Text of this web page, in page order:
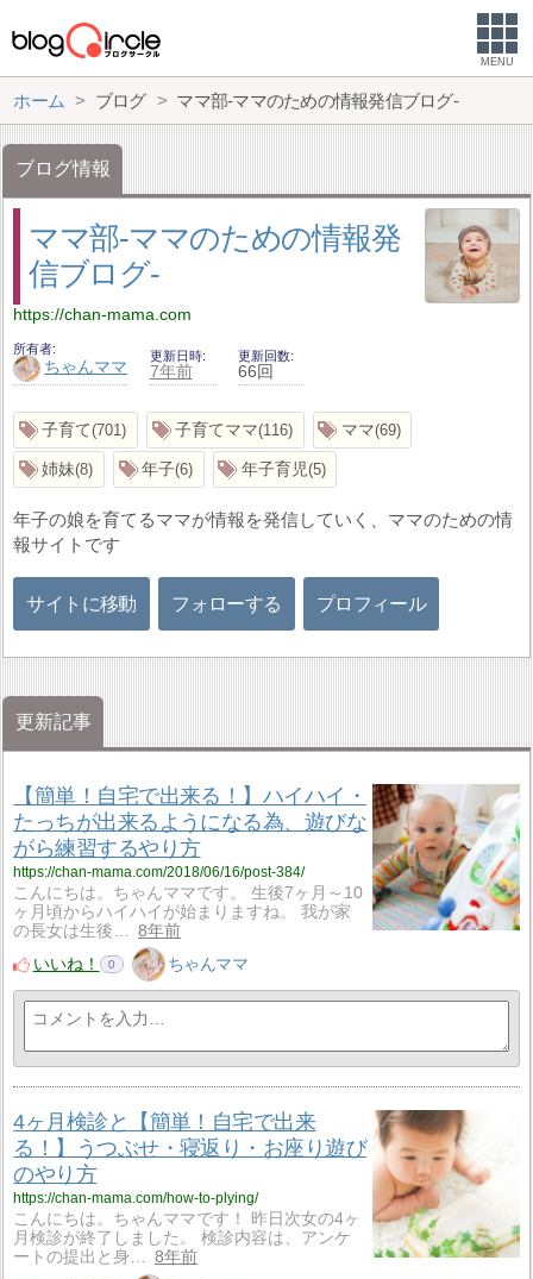
MENU
ホーム ブログ ママ部-ママのための情報発信ブログ-
ブログ情報
ママ部-ママのための情報発
信ブログ-
https://chan-mama.com
所有者
ちゃんママ
更新日時
7年前
更新回数
66回
子育て 701 子育てママ 116 ママ 69
姉妹 8 年子 6 年子育児 5
年子の娘を育てるママが情報を発信していく、ママのための情
報サイトです
サイトに移動 フォローする プロフィール
更新記事
【簡単！自宅で出来る！】ハイハイ・
たっちが出来るようになる為、遊びな
がら練習するやり方
https://chan-mama.com/2018/06/16/post-384/
こんにちは。ちゃんママです。 生後7ヶ月～10
ヶ月頃からハイハイが始まりますね。 我が家
の長女は生後…
8年前
いいね！
0 ちゃんママ
4ヶ月検診と【簡単！自宅で出来
る！】うつぶせ・寝返り・お座り遊び
のやり方
https://chan-mama.com/how-to-plying/
こんにちは。ちゃんママです！ 昨日次女の4ヶ
月検診が終了しました。 検診内容は、アンケ
ートの提出と身…
8年前